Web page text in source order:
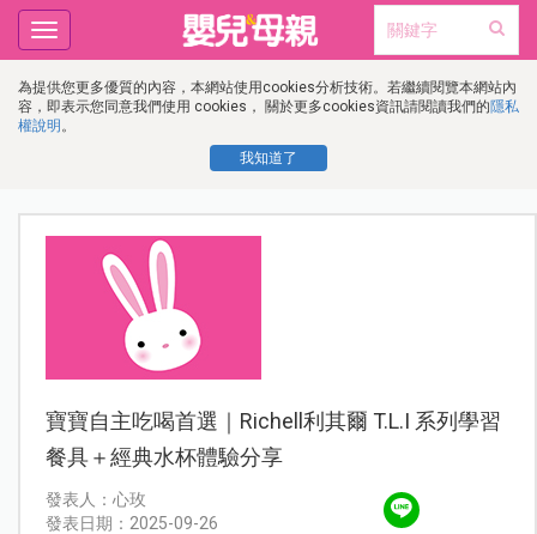
為提供您更多優質的內容，本網站使用cookies分析技術。若繼續閱覽本網站內
容，即表示您同意我們使用 cookies， 關於更多cookies資訊請閱讀我們的隱私
權說明 。
我知道了
Toggle
navigation
寶寶自主吃喝首選｜Richell利其爾 T.L.I 系列學習
餐具＋經典水杯體驗分享
發表人：心玫
發表日期：2025-09-26